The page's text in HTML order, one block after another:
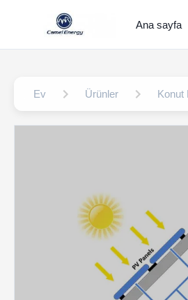
Ana sayfa
Ev Ürünler Konut